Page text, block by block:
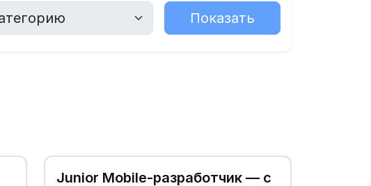
Показать
Junior Mobile-разработчик — с